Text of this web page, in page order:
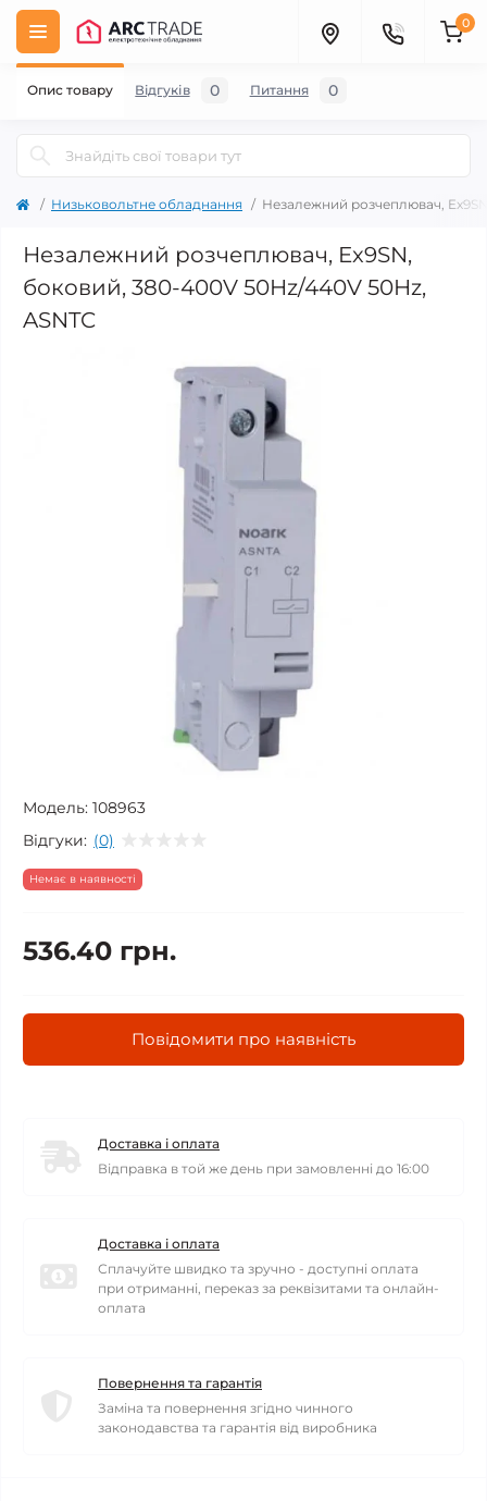
0
Низьковольтне обладнання Незалежний розчеплювач,
Незалежний розчеплювач, Ex9SN,
боковий, 380-400V 50Hz/440V 50Hz,
ASNTC
Модель: 108963
Відгуки: (0)
Немає в наявності
536.40 грн.
Повідомити про наявність
Доставка і оплата
Відправка в той же день при замовленні до 16:00
Доставка і оплата
Сплачуйте швидко та зручно - доступні оплата
при отриманні, переказ за реквізитами та онлайн-
оплата
Повернення та гарантія
Заміна та повернення згідно чинного
законодавства та гарантія від виробника
Опис товару Відгуків 0 Питання 0